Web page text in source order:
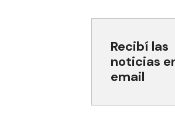
Recibí las
noticias
email